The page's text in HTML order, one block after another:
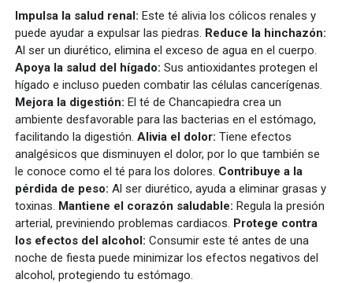
Impulsa la salud renal: Este té alivia los cólicos renales y
puede ayudar a expulsar las piedras. Reduce la hinchazón:
Al ser un diurético, elimina el exceso de agua en el cuerpo.
Apoya la salud del hígado: Sus antioxidantes protegen el
hígado e incluso pueden combatir las células cancerígenas.
Mejora la digestión: El té de Chancapiedra crea un
ambiente desfavorable para las bacterias en el estómago,
facilitando la digestión.Alivia el dolor: Tiene efectos
analgésicos que disminuyen el dolor, por lo que también se
le conoce como el té para los dolores. Contribuye a la
pérdida de peso: Al ser diurético, ayuda a eliminar grasas y
toxinas. Mantiene el corazón saludable: Regula la presión
arterial, previniendo problemas cardiacos. Protege contra
los efectos del alcohol: Consumir este té antes de una
noche de fiesta puede minimizar los efectos negativos del
alcohol, protegiendo tu estómago.